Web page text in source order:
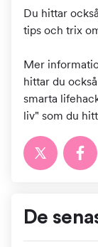
Du hittar
tips och trix
Mer
hittar du
smarta
liv" som du
De